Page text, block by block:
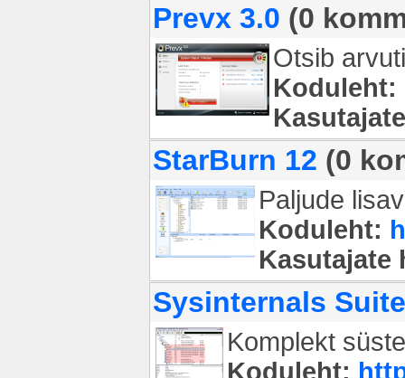
Prevx 3.0 (0
Otsib
Koduleht:
StarBurn 12 (0
Paljude
Koduleht:
Sysinternals
Komplekt
Koduleht: